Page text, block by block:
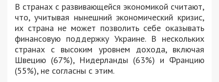
В странах с развивающейся экономикой считают,
что, учитывая нынешний экономический кризис,
их страна не может позволить себе оказывать
финансовую поддержку Украине. В нескольких
странах с высоким уровнем дохода, включая
Швецию (67%), Нидерланды (63%) и Францию
(55%), не согласны с этим.